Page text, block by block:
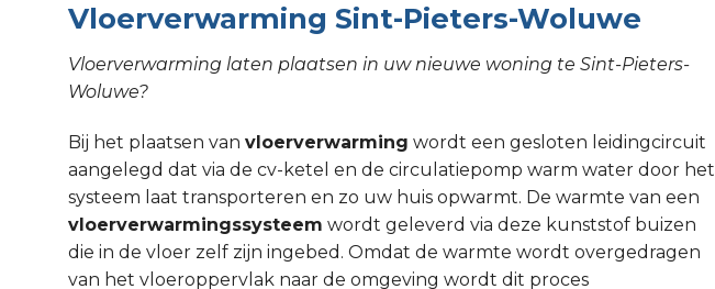
Vloerverwarming Sint-Pieters-Woluwe
Vloerverwarming laten plaatsen in uw nieuwe woning te Sint-Pieters-
Woluwe?
Bij het plaatsen van vloerverwarming wordt een gesloten leidingcircuit
aangelegd dat via de cv-ketel en de circulatiepomp warm water door het
systeem laat transporteren en zo uw huis opwarmt. De warmte van een
vloerverwarmingssysteem wordt geleverd via deze kunststof buizen
die in de vloer zelf zijn ingebed. Omdat de warmte wordt overgedragen
van het vloeroppervlak naar de omgeving wordt dit proces